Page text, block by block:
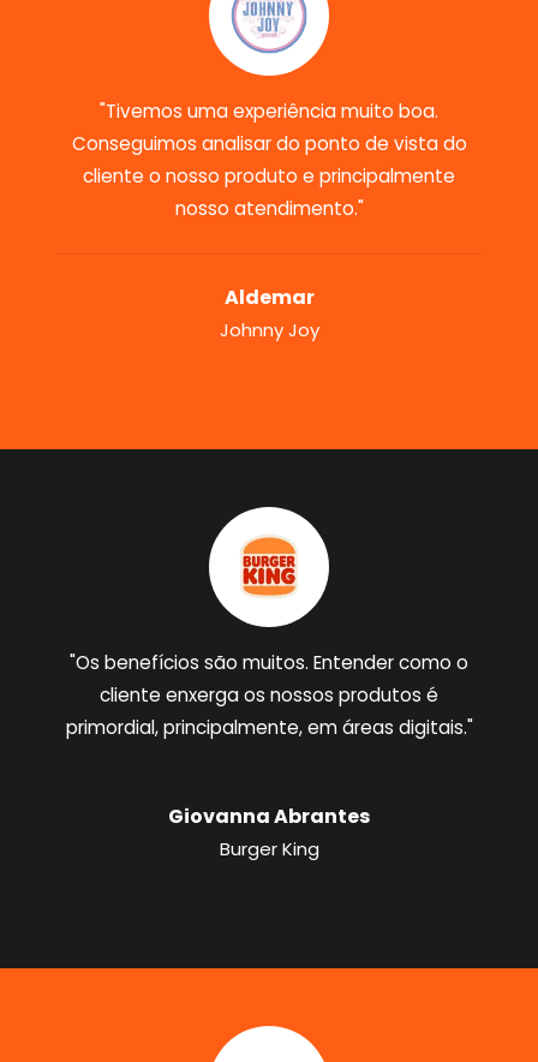
"Tivemos uma experiência muito boa.
Conseguimos analisar do ponto de vista do
cliente o nosso produto e principalmente
nosso atendimento."
Aldemar
Johnny Joy
"Os benefícios são muitos. Entender como o
cliente enxerga os nossos produtos é
primordial, principalmente, em áreas digitais."
Giovanna Abrantes
Burger King